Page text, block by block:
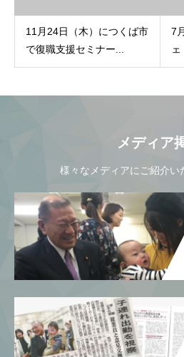
11月24日（木）につくば市
で復職支援セミナー...
7
メディア
様々なメディアにご紹介い